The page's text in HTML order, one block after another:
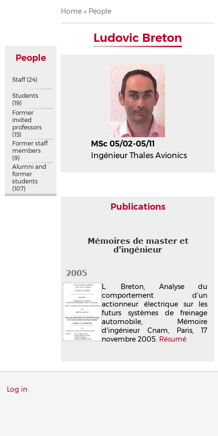
Breadcrumb
Home People
Ludovic Breton
MSc 05/02-05/11
Ingénieur Thales Avionics
Publications
Mémoires de master et
d'ingénieur
2005
L. Breton, Analyse du
comportement d’un
actionneur électrique sur les
futurs systèmes de freinage
automobile, Mémoire
d'ingénieur Cnam, Paris, 17
novembre 2005. Résumé
People
Staff (24)
Students
(19)
Former
invited
professors
(15)
Former staff
members
(9)
Alumni and
former
students
(107)
Menu
Log in